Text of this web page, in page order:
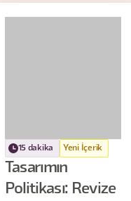
15 dakika Yeni İçerik
Tasarımın
Politikası: Revize